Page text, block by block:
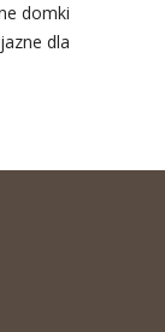
domki
dla